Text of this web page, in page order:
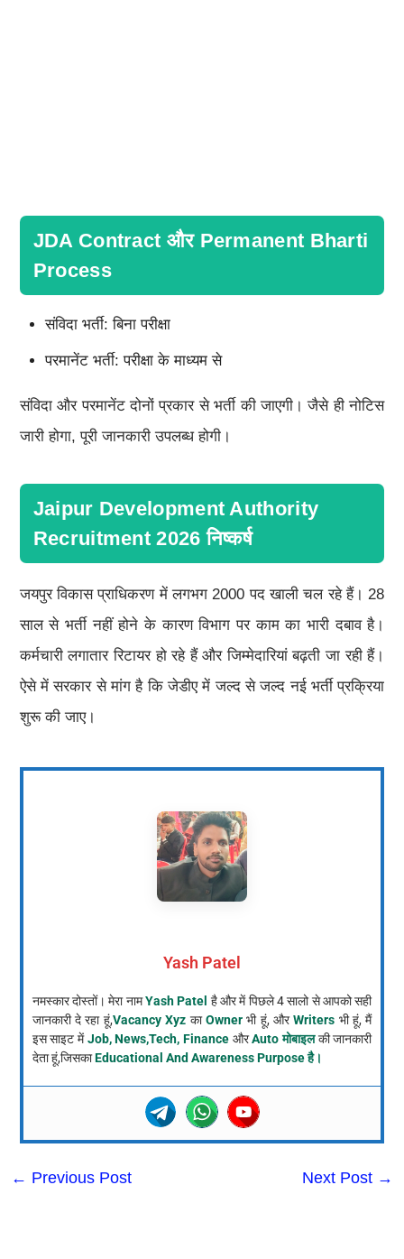
JDA Contract और Permanent Bharti
Process
संविदा भर्ती: बिना परीक्षा
परमानेंट भर्ती: परीक्षा के माध्यम से
संविदा और परमानेंट दोनों प्रकार से भर्ती की जाएगी। जैसे ही नोटिस
जारी होगा, पूरी जानकारी उपलब्ध होगी।
Jaipur Development Authority
Recruitment 2026 निष्कर्ष
जयपुर विकास प्राधिकरण में लगभग 2000 पद खाली चल रहे हैं। 28
साल से भर्ती नहीं होने के कारण विभाग पर काम का भारी दबाव है।
कर्मचारी लगातार रिटायर हो रहे हैं और जिम्मेदारियां बढ़ती जा रही हैं।
ऐसे में सरकार से मांग है कि जेडीए में जल्द से जल्द नई भर्ती प्रक्रिया
शुरू की जाए।
Yash Patel
नमस्कार दोस्तों। मेरा नामYash Patel है और में पिछले 4 सालो से आपको सही
जानकारी दे रहा हूं,Vacancy Xyz काOwnerभी हूं, औरWriters भी हूं, मैं
इस साइट मेंJob, News,Tech, Finance औरAuto मोबाइलकी जानकारी
देता हूं,जिसकाEducational And Awareness Purpose है।
← Previous Post Next Post →